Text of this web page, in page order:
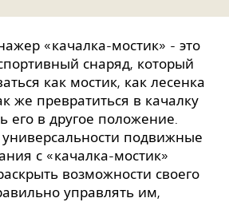
«качалка-мостик» - это
снаряд, который
как мостик, как лесенка
же превратиться в качалку
его в другое положение.
универсальности подвижные
с «качалка-мостик»
возможности своего
управлять им,